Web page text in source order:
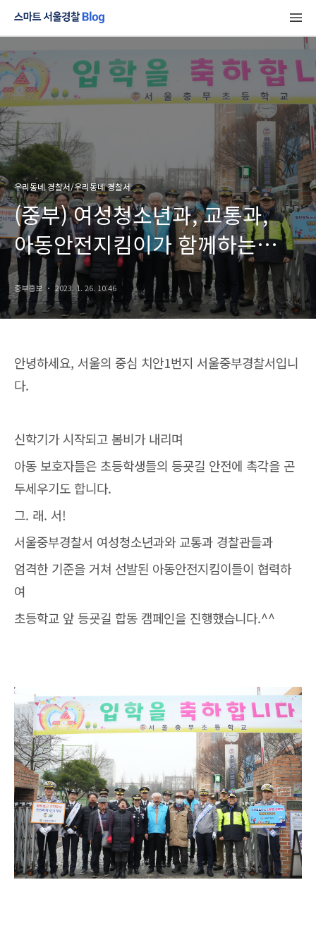
우리동네 경찰서/우리동네 경찰서
(중부) 여성청소년과, 교통과,
아동안전지킴이가 함께하는
등굣길 캠페인
중부홍보 2023. 1. 26. 10:46
안녕하세요, 서울의 중심 치안1번지 서울중부경찰서입니
다.
신학기가 시작되고 봄비가 내리며
아동 보호자들은 초등학생들의 등굣길 안전에 촉각을 곤
두세우기도 합니다.
그. 래. 서!
서울중부경찰서 여성청소년과와 교통과 경찰관들과
엄격한 기준을 거쳐 선발된 아동안전지킴이들이 협력하
여
초등학교 앞 등굣길 합동 캠페인을 진행했습니다.^^